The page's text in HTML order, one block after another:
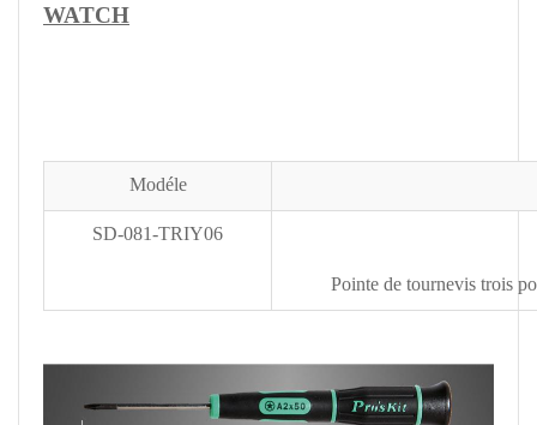
WATCH
Modéle
SD-081-TRIY06
Pointe de tournevis trois